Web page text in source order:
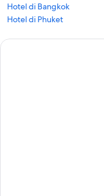
Hotel di Bangkok
Hotel di Phuket